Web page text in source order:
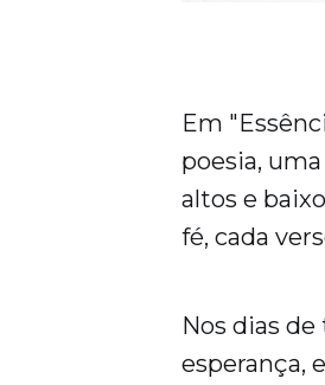
Em
poesia,
altos e
fé, cada
Nos dias
esperança,